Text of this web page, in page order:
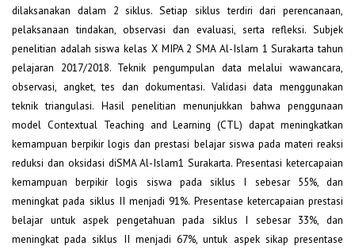
dilaksanakan dalam 2 siklus. Setiap siklus terdiri dari perencanaan,
pelaksanaan tindakan, observasi dan evaluasi, serta refleksi. Subjek
penelitian adalah siswa kelas X MIPA 2 SMA Al-Islam 1 Surakarta tahun
pelajaran 2017/2018. Teknik pengumpulan data melalui wawancara,
observasi, angket, tes dan dokumentasi. Validasi data menggunakan
teknik triangulasi. Hasil penelitian menunjukkan bahwa penggunaan
model Contextual Teaching and Learning (CTL) dapat meningkatkan
kemampuan berpikir logis dan prestasi belajar siswa pada materi reaksi
reduksi dan oksidasi diSMA Al-Islam1 Surakarta. Presentasi ketercapaian
kemampuan berpikir logis siswa pada siklus I sebesar 55%, dan
meningkat pada siklus II menjadi 91%. Presentase ketercapaian prestasi
belajar untuk aspek pengetahuan pada siklus I sebesar 33%, dan
meningkat pada siklus II menjadi 67%, untuk aspek sikap presentase